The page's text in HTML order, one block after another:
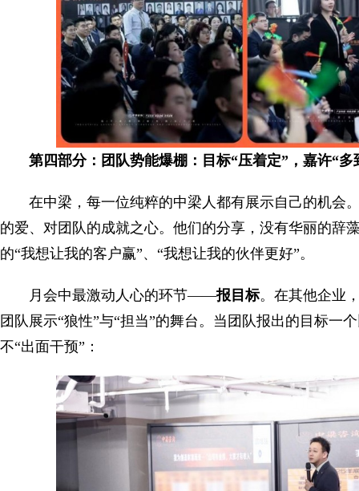
第四部分：团队势能爆棚：目标“压着定”，嘉许“多
在中梁，每一位纯粹的中梁人都有展示自己的机会
的爱、对团队的成就之心。他们的分享，没有华丽的辞
的“我想让我的客户赢”、“我想让我的伙伴更好”。
月会中最激动人心的环节——报目标。在其他企业
团队展示“狼性”与“担当”的舞台。当团队报出的目标一
不“出面干预”：